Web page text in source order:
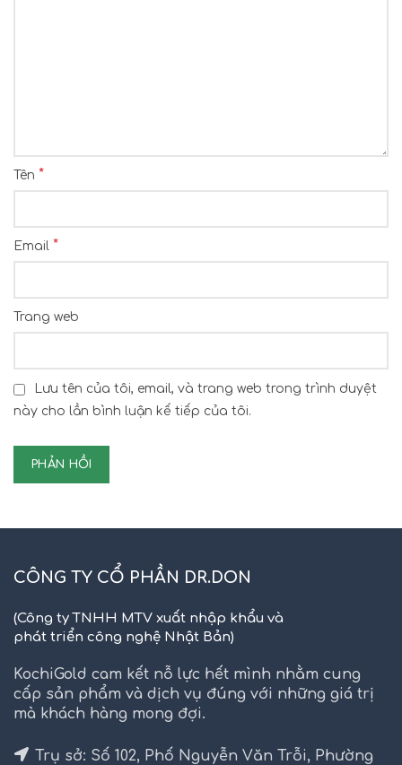
Tên *
Email *
Trang web
Lưu tên của tôi, email, và trang web trong trình duyệt
này cho lần bình luận kế tiếp của tôi.
CÔNG TY CỔ PHẦN DR.DON
(Công ty TNHH MTV xuất nhập khẩu và
phát triển công nghệ Nhật Bản)
KochiGold cam kết nỗ lực hết mình nhằm cung
cấp sản phẩm và dịch vụ đúng với những giá trị
mà khách hàng mong đợi.
Trụ sở: Số 102, Phố Nguyễn Văn Trỗi, Phường